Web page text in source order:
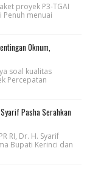
proyek P3-TGAI
Penuh menuai
Oknum,
soal kualitas
Percepatan
Pasha Serahkan
RI, Dr. H. Syarif
Bupati Kerinci dan